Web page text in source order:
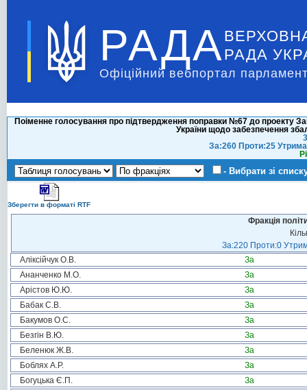
РАДА РАДА
Офіційний вебпортал
Поіменне голосування про підтвердження поправки №67 до проекту
України щодо забезпечення
За:260 Проти:25
- Вибрати зі
Зберегти в форматі RTF
Фракція
За:220 Проти:0
Аліксійчук О.В.
За
Ананченко М.О.
За
Арістов Ю.Ю.
За
Бабак С.В.
За
Бакумов О.С.
За
Безгін В.Ю.
За
Беленюк Ж.В.
За
Боблях А.Р.
За
Богуцька Є.П.
За